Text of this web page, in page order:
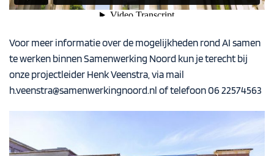
Voor meer informatie over de mogelijkheden rond AI samen
te werken binnen Samenwerking Noord kun je terecht bij
onze projectleider Henk Veenstra, via mail
h.veenstra@samenwerkingnoord.nl of telefoon 06 22574563